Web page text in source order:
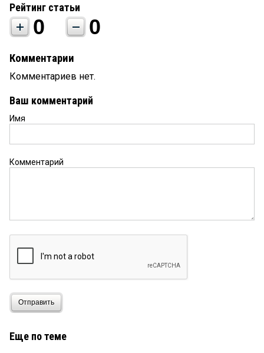
Рейтинг статьи
0 0
Комментарии
Комментариев нет.
Ваш комментарий
Имя
Комментарий
Отправить
Еще по теме